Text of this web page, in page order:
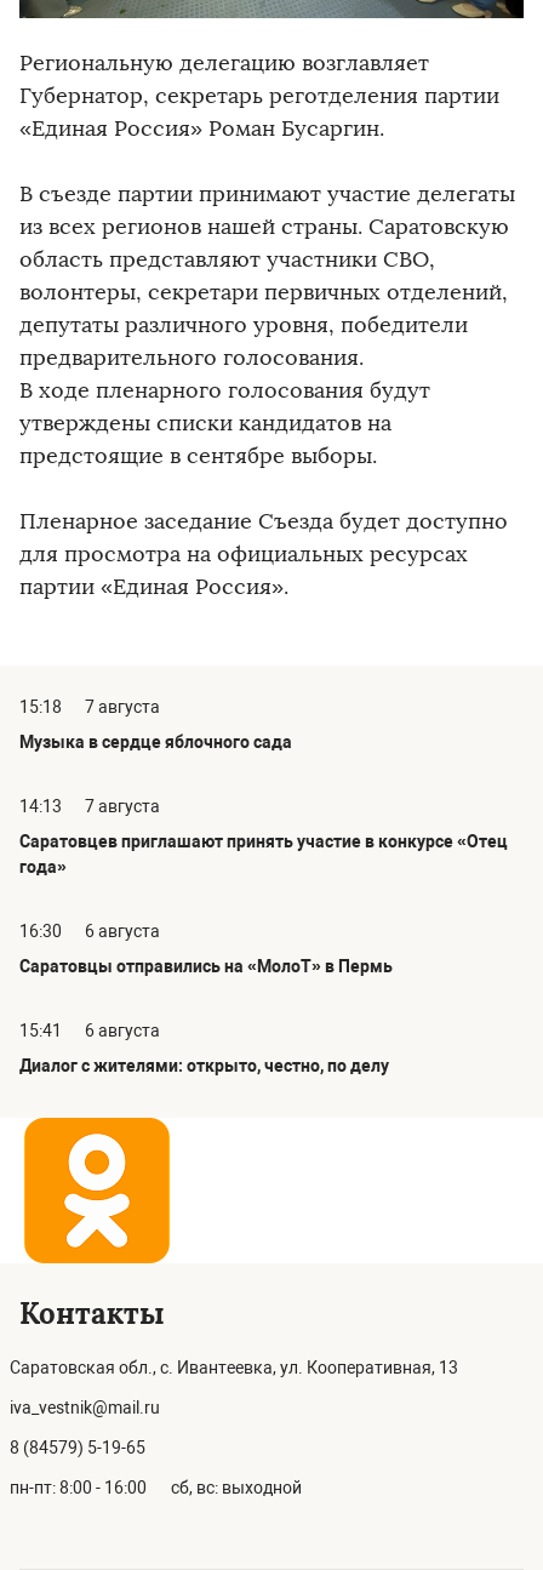
Региональную делегацию возглавляет
Губернатор, секретарь реготделения партии
«Единая Россия» Роман Бусаргин.
В съезде партии принимают участие делегаты
из всех регионов нашей страны. Саратовскую
область представляют участники СВО,
волонтеры, секретари первичных отделений,
депутаты различного уровня, победители
предварительного голосования.
В ходе пленарного голосования будут
утверждены списки кандидатов на
предстоящие в сентябре выборы.
Пленарное заседание Съезда будет доступно
для просмотра на официальных ресурсах
партии «Единая Россия».
15:18
7 августа
Музыка в сердце яблочного сада
14:13
7 августа
Саратовцев приглашают принять участие в конкурсе «Отец
года»
16:30
6 августа
Саратовцы отправились на «МолоТ» в Пермь
15:41
6 августа
Диалог с жителями: открыто, честно, по делу
Контакты
Саратовская обл., с. Ивантеевка, ул. Кооперативная, 13
iva_vestnik@mail.ru
8 (84579) 5-19-65
пн-пт: 8:00 - 16:00 сб, вс: выходной